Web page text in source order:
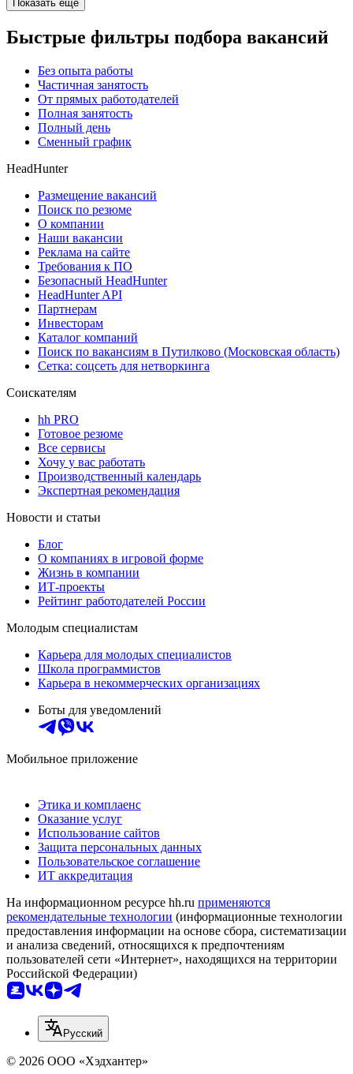
Показать ещё
Быстрые фильтры подбора вакансий
Без опыта работы
Частичная занятость
От прямых работодателей
Полная занятость
Полный день
Сменный график
HeadHunter
Размещение вакансий
Поиск по резюме
О компании
Наши вакансии
Реклама на сайте
Требования к ПО
Безопасный HeadHunter
HeadHunter API
Партнерам
Инвесторам
Каталог компаний
Поиск по вакансиям в Путилково (Московская область)
Сетка: соцсеть для нетворкинга
Соискателям
hh PRO
Готовое резюме
Все сервисы
Хочу у вас работать
Производственный календарь
Экспертная рекомендация
Новости и статьи
Блог
О компаниях в игровой форме
Жизнь в компании
ИТ-проекты
Рейтинг работодателей России
Молодым специалистам
Карьера для молодых специалистов
Школа программистов
Карьера в некоммерческих организациях
Боты для уведомлений
Мобильное приложение
Этика и комплаенс
Оказание услуг
Использование сайтов
Защита персональных данных
Пользовательское соглашение
ИТ аккредитация
На информационном ресурсе hh.ru применяются
рекомендательные технологии (информационные технологии
предоставления информации на основе сбора, систематизации
и анализа сведений, относящихся к предпочтениям
пользователей сети «Интернет», находящихся на территории
Российской Федерации)
Русский
© 2026 ООО «Хэдхантер»